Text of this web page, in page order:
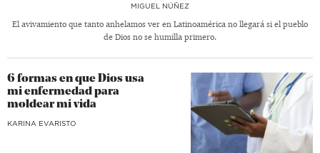
MIGUEL NÚÑEZ
El avivamiento que tanto anhelamos ver en Latinoamérica no llegará si el pueblo
de Dios no se humilla primero.
6 formas en que Dios usa
mi enfermedad para
moldear mi vida
KARINA EVARISTO